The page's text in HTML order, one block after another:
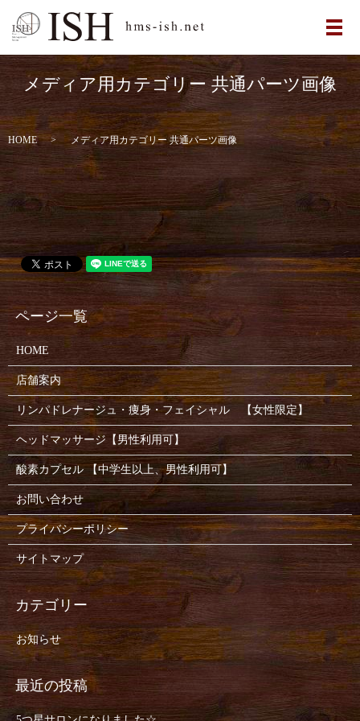
メ
メディア用カテゴリー 共通パーツ画像
HOME メディア用カテゴリー 共通パーツ画像
HOME
店舗案内
リンパドレナージュ・痩身・フェイシャル 【女性限定】
ヘッドマッサージ【男性利用可】
酸素カプセル 【中学生以上、男性利用可】
お問い合わせ
プライバシーポリシー
サイトマップ
お知らせ